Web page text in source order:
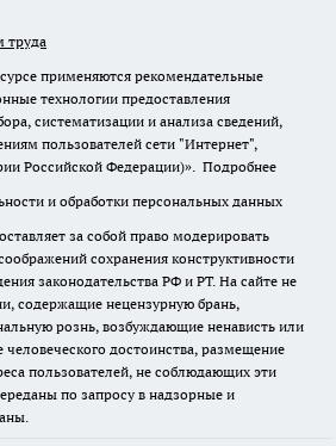
труда
применяются рекомендательные
технологии предоставления
систематизации и анализа сведений,
пользователей сети "Интернет",
Российской Федерации)». Подробнее
и обработки персональных данных
за собой право модерировать
сохранения конструктивности
законодательства РФ и РТ. На сайте не
содержащие нецензурную брань,
рознь, возбуждающие ненависть или
достоинства, размещение
пользователей, не соблюдающих эти
по запросу в надзорные и